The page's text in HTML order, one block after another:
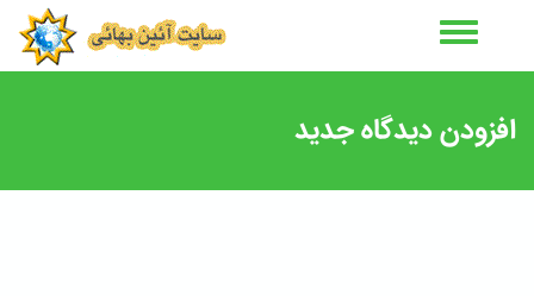
افزودن دیدگاه جدید